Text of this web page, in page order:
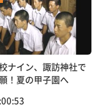
ナイン、諏訪神社で
！夏の甲子園へ